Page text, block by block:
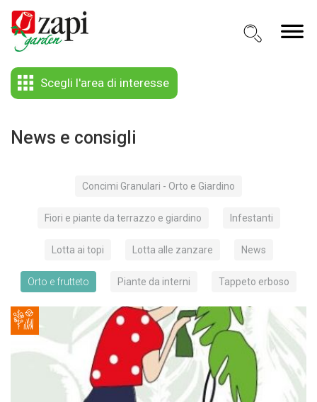
Scegli l'area di interesse
News e consigli
Concimi Granulari - Orto e Giardino
Fiori e piante da terrazzo e giardino Infestanti
Lotta ai topi Lotta alle zanzare News
Orto e frutteto Piante da interni Tappeto erboso